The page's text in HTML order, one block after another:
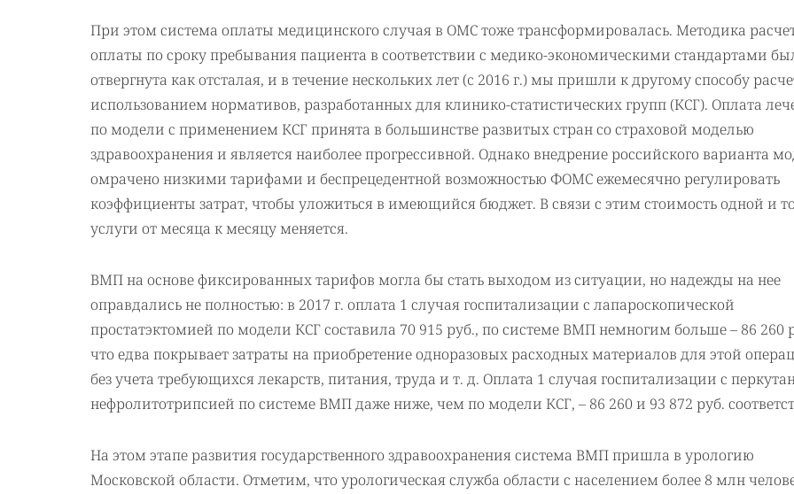
При этом система оплаты медицинского случая в ОМС тоже трансформировалась. Методика
оплаты по сроку пребывания пациента в соответствии с медико-экономическими стандартами
отвергнута как отсталая, и в течение нескольких лет (c 2016 г.) мы пришли к другому способу
использованием нормативов, разработанных для клинико-статистических групп (КСГ). Оплата
по модели с применением КСГ принята в большинстве развитых стран со страховой моделью
здравоохранения и является наиболее прогрессивной. Однако внедрение российского варианта
омрачено низкими тарифами и беспрецедентной возможностью ФОМС ежемесячно регулировать
коэффициенты затрат, чтобы уложиться в имеющийся бюджет. В связи с этим стоимость одной и
услуги от месяца к месяцу меняется.
ВМП на основе фиксированных тарифов могла бы стать выходом из ситуации, но надежды на нее
оправдались не полностью: в 2017 г. оплата 1 случая госпитализации с лапароскопической
простатэктомией по модели КСГ составила 70 915 руб., по системе ВМП немногим больше – 86 260
что едва покрывает затраты на приобретение одноразовых расходных материалов для этой
без учета требующихся лекарств, питания, труда и т. д. Оплата 1 случая госпитализации с
нефролитотрипсией по системе ВМП даже ниже, чем по модели КСГ, – 86 260 и 93 872 руб.
На этом этапе развития государственного здравоохранения система ВМП пришла в урологию
Московской области. Отметим, что урологическая служба области с населением более 8 млн